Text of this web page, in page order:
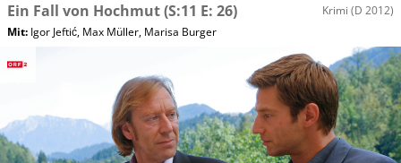
Ein Fall von Hochmut(S:11 E: 26) Krimi (D 2012)
Mit: Igor Jeftić, Max Müller, Marisa Burger